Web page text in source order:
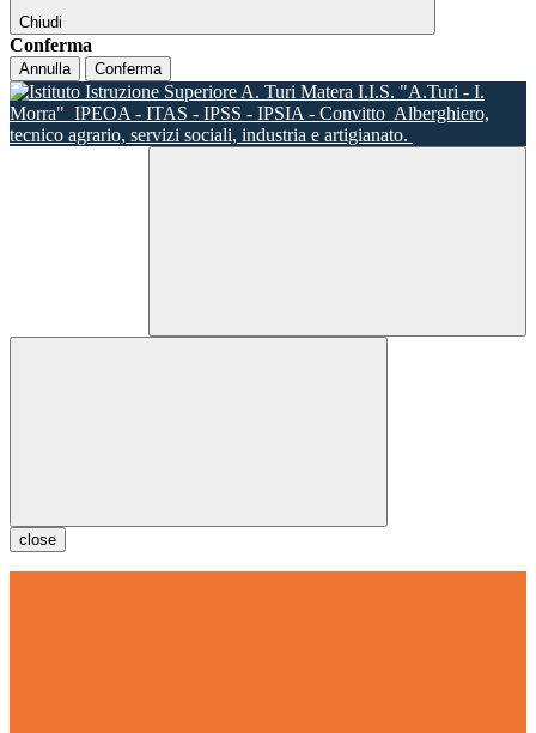
Chiudi
Conferma
Annulla Conferma
I.I.S. "A.Turi - I.
Morra" IPEOA - ITAS - IPSS - IPSIA - Convitto Alberghiero,
tecnico agrario, servizi sociali, industria e artigianato.
close